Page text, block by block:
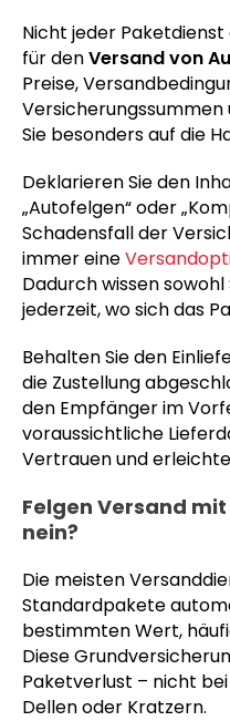
Nicht jeder
für denVersand von
Preise,
Sie besonders auf die
Deklarieren Sie den
„Autofelgen“ oder
Schadensfall der
immer eine
Dadurch wissen
jederzeit, wo sich das
Behalten Sie den
die Zustellung
den Empfänger im
voraussichtliche
Vertrauen und
Felgen Versand
nein?
Die meisten
Standardpakete
bestimmten Wert,
Diese
Paketverlust – nicht
Dellen oder Kratzern.